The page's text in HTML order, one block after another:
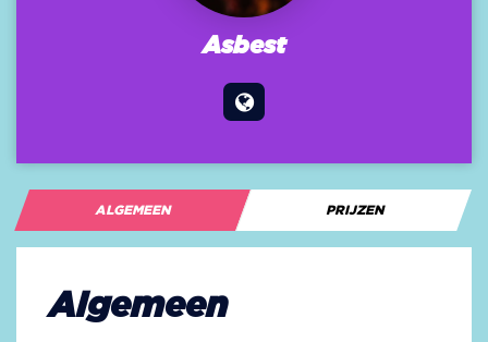
Asbest
ALGEMEEN PRIJZEN
Algemeen